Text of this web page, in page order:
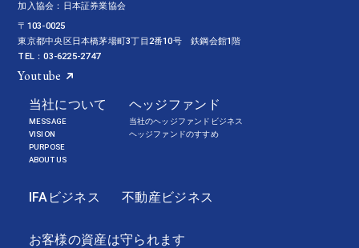
加入協会：日本証券業協会
〒103-0025
東京都中央区日本橋茅場町3丁目2番10号 鉄鋼会館1階
TEL：03-6225-2747
Youtube
当社について
MESSAGE
VISION
PURPOSE
ABOUT US
ヘッジファンド
当社のヘッジファンドビジネス
ヘッジファンドのすすめ
IFAビジネス 不動産ビジネス
お客様の資産は守られます